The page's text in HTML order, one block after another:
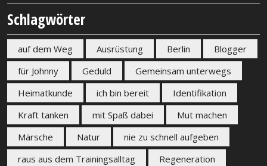
Schlagwörter
auf dem Weg Ausrüstung Berlin
Blogger
für Johnny
Geduld
Gemeinsam unterwegs
Heimatkunde
ich bin bereit
Identifikation
Kraft tanken
mit Spaß dabei
Mut machen
Märsche
Natur
nie zu schnell aufgeben
raus aus dem Trainingsalltag
Regeneration